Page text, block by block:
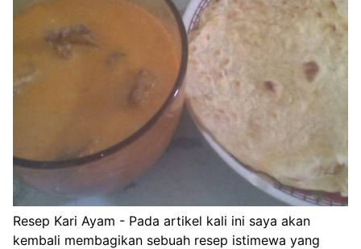
Resep Kari Ayam - Pada artikel kali ini saya akan
kembali membagikan sebuah resep istimewa yang